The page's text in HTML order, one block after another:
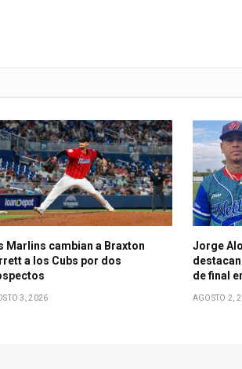
Marlins cambian a Braxton
a los Cubs por dos
3, 2026
Jorge
de final
AGOSTO 2,